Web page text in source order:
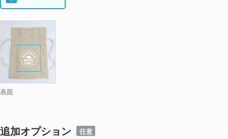
表面
追加オプション 任意